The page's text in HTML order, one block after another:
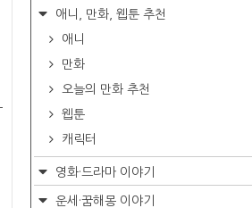
애니, 만화, 웹툰 추천
애니
만화
오늘의 만화 추천
웹툰
캐릭터
영화·드라마 이야기
운세·꿈해몽 이야기